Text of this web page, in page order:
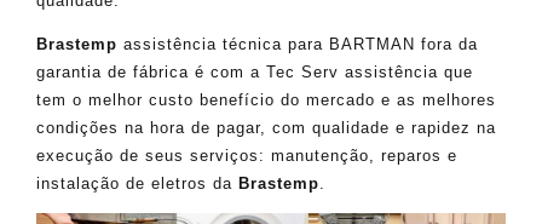
Brastemp assistência técnica para BARTMAN fora da
garantia de fábrica é com a Tec Serv assistência que
tem o melhor custo benefício do mercado e as melhores
condições na hora de pagar, com qualidade e rapidez na
execução de seus serviços: manutenção, reparos e
instalação de eletros da Brastemp.